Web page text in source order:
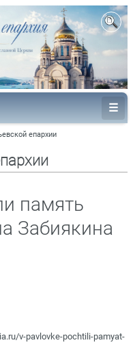
епархии
память
Забиякина
v-pavlovke-pochtili-pamyat-